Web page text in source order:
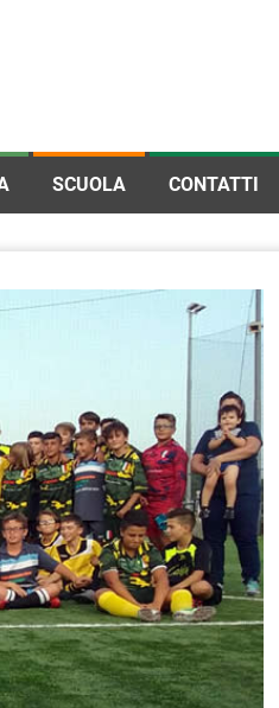
SCUOLA CONTATTI